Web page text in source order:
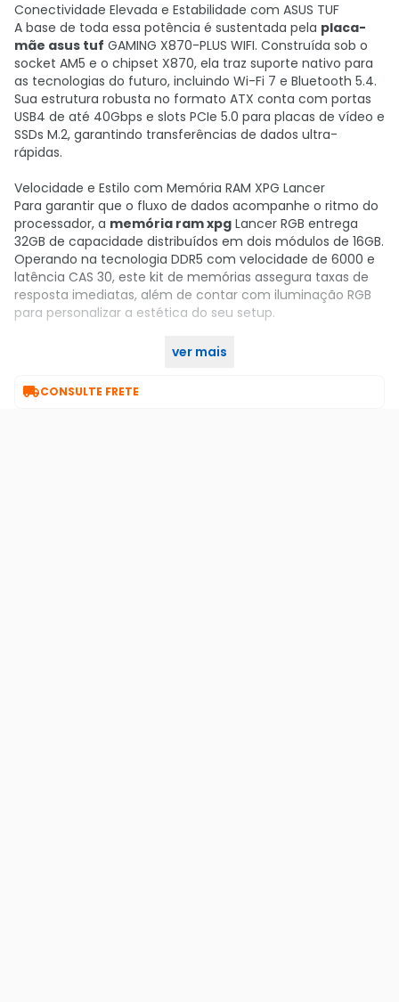
Conectividade Elevada e Estabilidade com ASUS TUF
A base de toda essa potência é sustentada pela placa-
mãe asus tuf GAMING X870-PLUS WIFI. Construída sob o
socket AM5 e o chipset X870, ela traz suporte nativo para
as tecnologias do futuro, incluindo Wi-Fi 7 e Bluetooth 5.4.
Sua estrutura robusta no formato ATX conta com portas
USB4 de até 40Gbps e slots PCIe 5.0 para placas de vídeo e
SSDs M.2, garantindo transferências de dados ultra-
rápidas.
Velocidade e Estilo com Memória RAM XPG Lancer
Para garantir que o fluxo de dados acompanhe o ritmo do
processador, a memória ram xpg Lancer RGB entrega
32GB de capacidade distribuídos em dois módulos de 16GB.
Operando na tecnologia DDR5 com velocidade de 6000 e
latência CAS 30, este kit de memórias assegura taxas de
resposta imediatas, além de contar com iluminação RGB
para personalizar a estética do seu setup.
ver mais
CONSULTE FRETE